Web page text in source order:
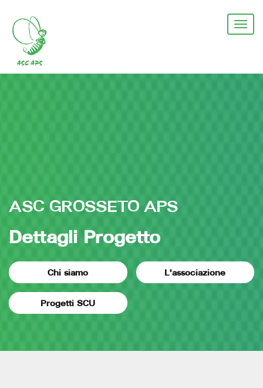
contenuto
principale
ASC GROSSETO APS
Dettagli Progetto
Chi siamo L'associazione
Progetti SCU